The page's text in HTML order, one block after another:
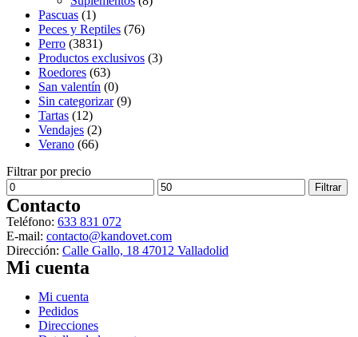
Pascuas (1)
Peces y Reptiles (76)
Perro (3831)
Productos exclusivos (3)
Roedores (63)
San valentín (0)
Sin categorizar (9)
Tartas (12)
Vendajes (2)
Verano (66)
Filtrar por precio
Precio
mínimo
Precio
máximo
Filtrar
Contacto
Teléfono: 633 831 072
E-mail: contacto@kandovet.com
Dirección: Calle Gallo, 18 47012 Valladolid
Mi cuenta
Menú
Mi cuenta
Pedidos
Direcciones